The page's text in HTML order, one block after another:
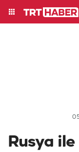
Rusya